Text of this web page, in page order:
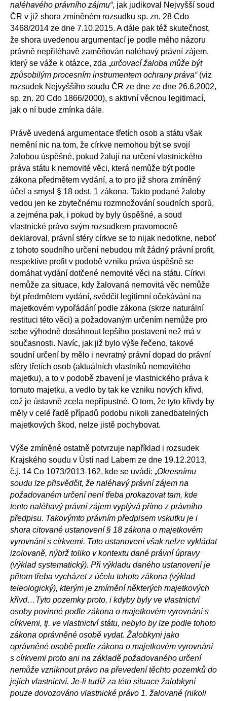
naléhavého právního zájmu“, jak judikoval Nejvyšší soud
ČR v již shora zmíněném rozsudku sp. zn. 28 Cdo
3468/2014 ze dne 7.10.2015. A dále pak též skutečnost,
že shora uvedenou argumentací je podle mého názoru
právně nepřiléhavě zaměňován naléhavý právní zájem,
který se váže k otázce, zda „určovací žaloba může být
způsobilým procesním instrumentem ochrany práva“ (viz
rozsudek Nejvyššího soudu ČR ze dne ze dne 26.6.2002,
sp. zn. 20 Cdo 1866/2000), s aktivní věcnou legitimací,
jak o ní bude zmínka dále.
Právě uvedená argumentace třetích osob a státu však
nemění nic na tom, že církve nemohou být se svojí
žalobou úspěšné, pokud žalují na určení vlastnického
práva státu k nemovité věci, která nemůže být podle
zákona předmětem vydání, a to pro již shora zmíněný
účel a smysl § 18 odst. 1 zákona. Takto podané žaloby
vedou jen ke zbytečnému rozmnožování soudních sporů,
a zejména pak, i pokud by byly úspěšné, a soud
vlastnické právo svým rozsudkem pravomocně
deklaroval, právní sféry církve se to nijak nedotkne, neboť
z tohoto soudního určení nebudou mít žádný právní profit,
respektive profit v podobě vzniku práva úspěšně se
domáhat vydání dotčené nemovité věci na státu. Církvi
nemůže za situace, kdy žalovaná nemovitá věc nemůže
být předmětem vydání, svědčit legitimní očekávání na
majetkovém vypořádání podle zákona (skrze naturální
restituci této věci) a požadovaným určením nemůže pro
sebe výhodně dosáhnout lepšího postavení než má v
současnosti. Navíc, jak již bylo výše řečeno, takové
soudní určení by mělo i nevratný právní dopad do právní
sféry třetích osob (aktuálních vlastníků nemovitého
majetku), a to v podobě zbavení je vlastnického práva k
tomuto majetku, a vedlo by tak ke vzniku nových křivd,
což je ústavně zcela nepřípustné. O tom, že tyto křivdy by
měly v celé řadě případů podobu nikoli zanedbatelných
majetkových škod, nelze jistě pochybovat.
Výše zmíněné ostatně potvrzuje například i rozsudek
Krajského soudu v Ústí nad Labem ze dne 19.12.2013,
č.j. 14 Co 1073/2013-162, kde se uvádí: „Okresnímu
soudu lze přisvědčit, že naléhavý právní zájem na
požadovaném určení není třeba prokazovat tam, kde
tento naléhavý právní zájem vyplývá přímo z právního
předpisu. Takovýmto právním předpisem vskutku je i
shora citované ustanovení § 18 zákona o majetkovém
vyrovnání s církvemi. Toto ustanovení však nelze vykládat
izolovaně, nýbrž toliko v kontextu dané právní úpravy
(výklad systematický). Při výkladu daného ustanovení je
přitom třeba vycházet z účelu tohoto zákona (výklad
teleologický), kterým je zmírnění některých majetkových
křivd…Tyto pozemky proto, i kdyby byly ve vlastnictví
osoby povinné podle zákona o majetkovém vyrovnání s
církvemi, tj. ve vlastnictví státu, nebylo by lze podle tohoto
zákona oprávněné osobě vydat. Žalobkyni jako
oprávněné osobě podle zákona o majetkovém vyrovnání
s církvemi proto ani na základě požadovaného určení
nemůže vzniknout právo na převedení těchto pozemků do
jejich vlastnictví. Je-li tudíž za této situace žalobkyní
pouze dovozováno vlastnické právo 1. žalované (nikoli